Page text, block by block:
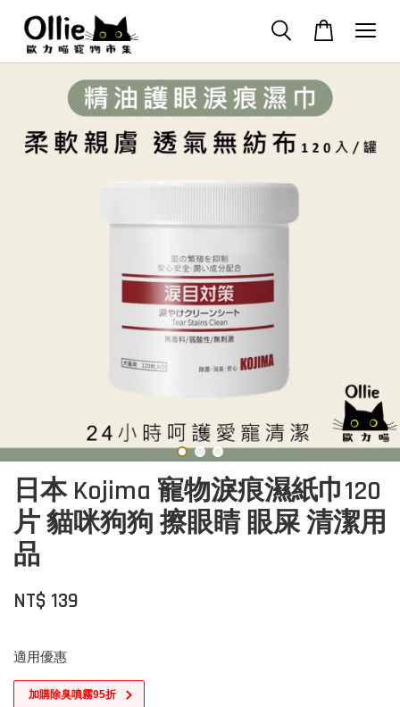
日本 Kojima 寵物淚痕濕紙巾120
片 貓咪狗狗 擦眼睛 眼屎 清潔用
品
NT$ 139
適用優惠
加購除臭噴霧95折